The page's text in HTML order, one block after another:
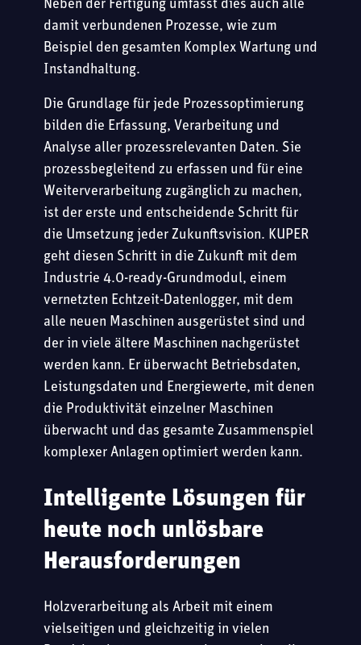
Neben der Fertigung umfasst dies auch alle
damit verbundenen Prozesse, wie zum
Beispiel den gesamten Komplex Wartung und
Instandhaltung.
Die Grundlage für jede Prozessoptimierung
bilden die Erfassung, Verarbeitung und
Analyse aller prozessrelevanten Daten. Sie
prozessbegleitend zu erfassen und für eine
Weiterverarbeitung zugänglich zu machen,
ist der erste und entscheidende Schritt für
die Umsetzung jeder Zukunftsvision. KUPER
geht diesen Schritt in die Zukunft mit dem
Industrie 4.0-ready-Grundmodul, einem
vernetzten Echtzeit-Datenlogger, mit dem
alle neuen Maschinen ausgerüstet sind und
der in viele ältere Maschinen nachgerüstet
werden kann. Er überwacht Betriebsdaten,
Leistungsdaten und Energiewerte, mit denen
die Produktivität einzelner Maschinen
überwacht und das gesamte Zusammenspiel
komplexer Anlagen optimiert werden kann.
Intelligente Lösungen für
heute noch unlösbare
Herausforderungen
Holzverarbeitung als Arbeit mit einem
vielseitigen und gleichzeitig in vielen